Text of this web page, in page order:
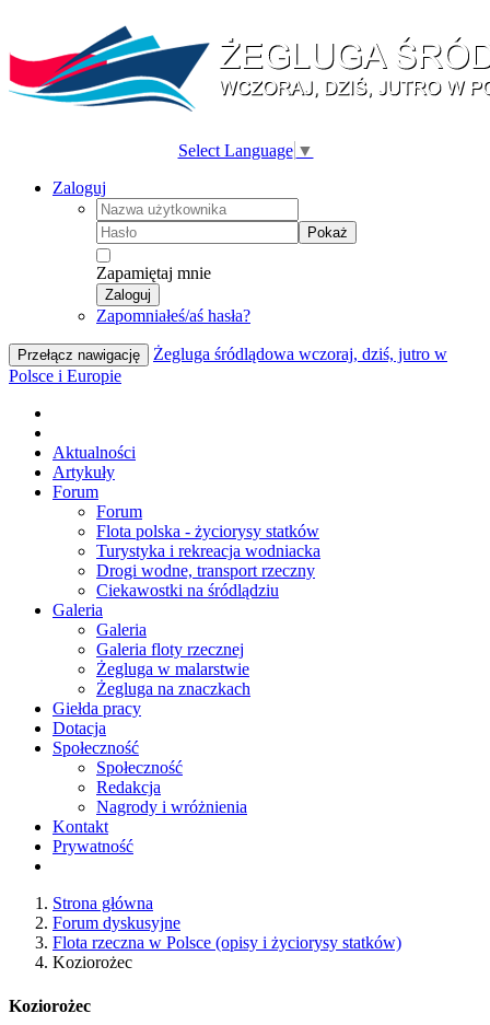
Select Language ▼
Zaloguj
Pokaż
Zapamiętaj mnie
Zaloguj
Zapomniałeś/aś hasła?
Przełącz nawigację
Żegluga śródlądowa wczoraj, dziś, jutro w
Polsce i Europie
Aktualności
Artykuły
Forum
Forum
Flota polska - życiorysy statków
Turystyka i rekreacja wodniacka
Drogi wodne, transport rzeczny
Ciekawostki na śródlądziu
Galeria
Galeria
Galeria floty rzecznej
Żegluga w malarstwie
Żegluga na znaczkach
Giełda pracy
Dotacja
Społeczność
Społeczność
Redakcja
Nagrody i wróżnienia
Kontakt
Prywatność
Strona główna
Forum dyskusyjne
Flota rzeczna w Polsce (opisy i życiorysy statków)
Koziorożec
Koziorożec